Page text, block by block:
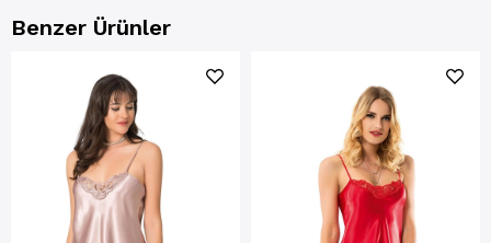
Benzer Ürünler